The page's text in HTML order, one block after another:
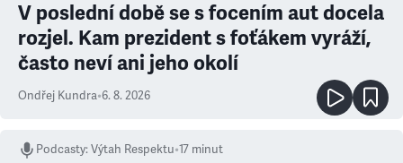
V poslední době se s focením aut docela
rozjel. Kam prezident s foťákem vyráží,
často neví ani jeho okolí
Ondřej Kundra•6. 8. 2026
Podcasty:Výtah Respektu•17 minut